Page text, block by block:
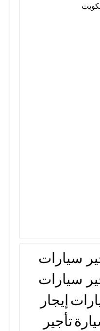
سيارات
سيارات
سيارات
إيجار
تأجير